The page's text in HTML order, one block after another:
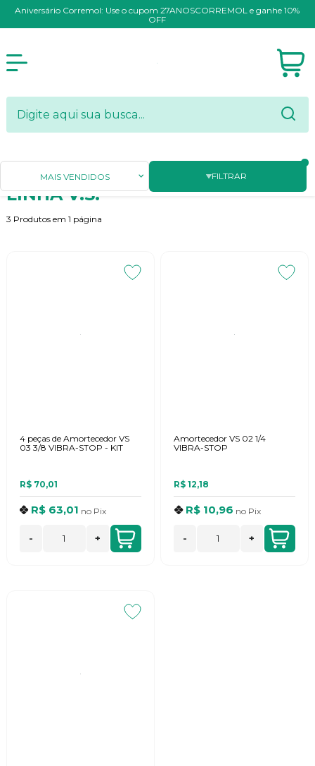
Aniversário Corremol: Use o cupom 27ANOSCORREMOL e ganhe 10%
OFF
Página Inicial VIBRA-STOP (Amortecedores) LINHA V.S.
LINHA V.S.
3 Produtos em 1 página
FILTRAR
MAIS VENDIDOS
4 peças de Amortecedor VS
03 3/8 VIBRA-STOP - KIT
R$ 70,01
R$ 63,01 no Pix
- +
Amortecedor VS 02 1/4
VIBRA-STOP
R$ 12,18
R$ 10,96 no Pix
- +